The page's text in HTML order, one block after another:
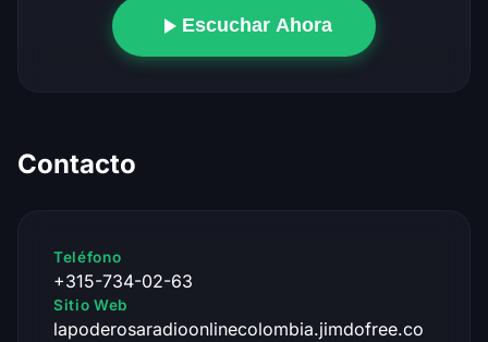
Escuchar Ahora
Contacto
Teléfono
+315-734-02-63
Sitio Web
lapoderosaradioonlinecolombia.jimdofree.co